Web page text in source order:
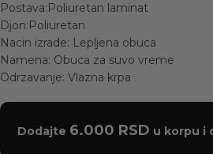
Postava:Poliuretan laminat
Djon:Poliuretan
Nacin izrade: Lepljena obuca
Namena: Obuca za suvo vreme
Odrzavanje: Vlazna krpa
Dodajte 6.000 RSD u korpu i